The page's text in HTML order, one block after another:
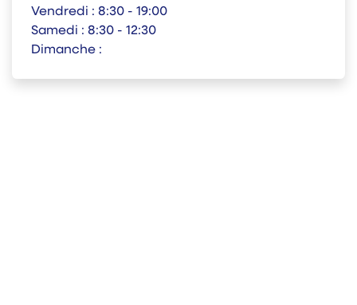
Vendredi : 8:30 - 19:00
Samedi : 8:30 - 12:30
Dimanche :